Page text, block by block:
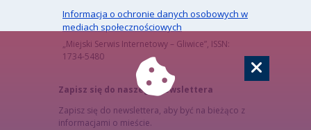
Informacja o ochronie danych osobowych w
mediach społecznościowych
„Miejski Serwis Internetowy – Gliwice”, ISSN:
1734-5480
Zapisz się do naszego Newslettera
Zapisz się do newslettera, aby być na bieżąco z
informacjami o mieście.